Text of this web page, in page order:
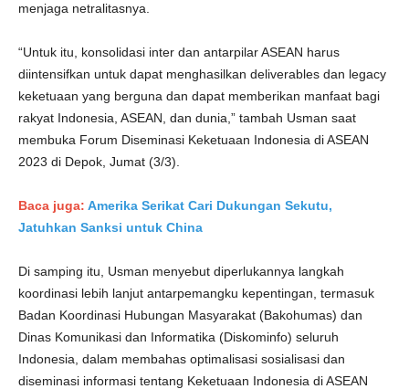
menjaga netralitasnya.
“Untuk itu, konsolidasi inter dan antarpilar ASEAN harus
diintensifkan untuk dapat menghasilkan deliverables dan legacy
keketuaan yang berguna dan dapat memberikan manfaat bagi
rakyat Indonesia, ASEAN, dan dunia,” tambah Usman saat
membuka Forum Diseminasi Keketuaan Indonesia di ASEAN
2023 di Depok, Jumat (3/3).
Baca juga: Amerika Serikat Cari Dukungan Sekutu,
Jatuhkan Sanksi untuk China
Di samping itu, Usman menyebut diperlukannya langkah
koordinasi lebih lanjut antarpemangku kepentingan, termasuk
Badan Koordinasi Hubungan Masyarakat (Bakohumas) dan
Dinas Komunikasi dan Informatika (Diskominfo) seluruh
Indonesia, dalam membahas optimalisasi sosialisasi dan
diseminasi informasi tentang Keketuaan Indonesia di ASEAN